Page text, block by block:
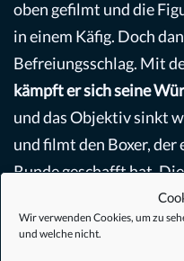
Wir verwenden Cookies, um zu
und welche nicht.
oben gefilmt und die
in einem Käfig. Doch
Befreiungsschlag. Mit
kämpft er sich seine
und das Objektiv sinkt
und filmt den Boxer, der
Runde geschafft hat.
vor den Folgen ist zu
die oberen Etage, der